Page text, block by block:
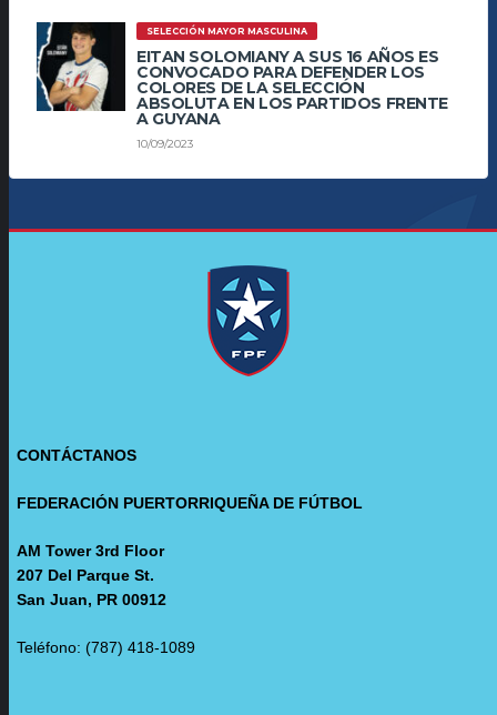
SELECCIÓN MAYOR MASCULINA
EITAN SOLOMIANY A SUS 16 AÑOS ES
CONVOCADO PARA DEFENDER LOS
COLORES DE LA SELECCIÓN
ABSOLUTA EN LOS PARTIDOS FRENTE
A GUYANA
10/09/2023
CONTÁCTANOS
FEDERACIÓN PUERTORRIQUEÑA DE FÚTBOL
AM Tower 3rd Floor
207 Del Parque St.
San Juan, PR 00912
Teléfono: (787) 418-1089